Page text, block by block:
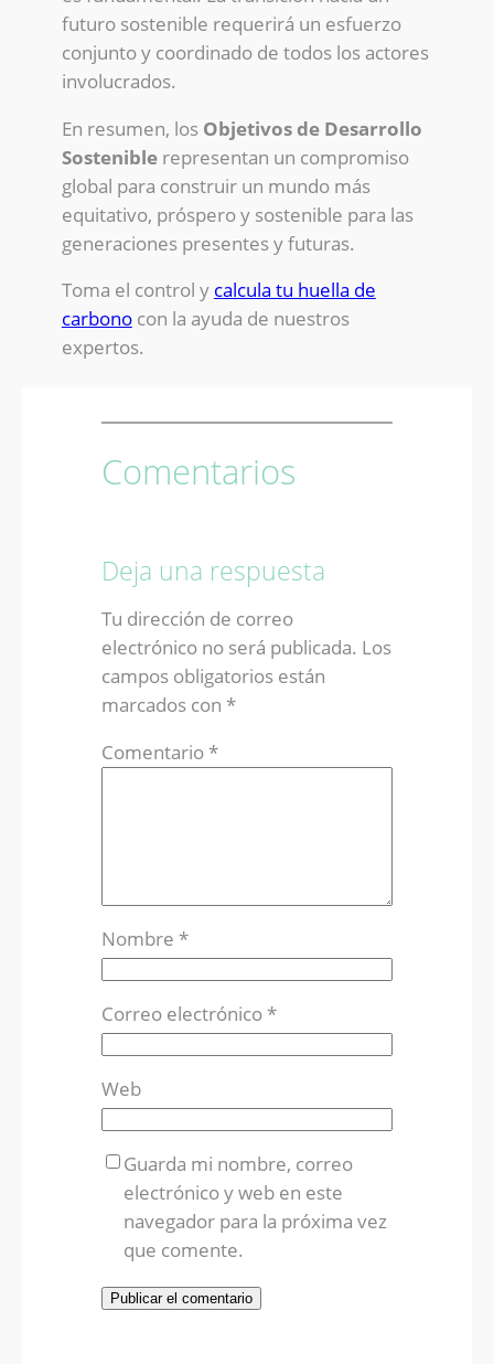
futuro sostenible requerirá un esfuerzo
conjunto y coordinado de todos los actores
involucrados.
En resumen, los Objetivos de Desarrollo
Sosteniblerepresentan un compromiso
global para construir un mundo más
equitativo, próspero y sostenible para las
generaciones presentes y futuras.
Toma el control y calcula tu huella de
carbonocon la ayuda de nuestros
expertos.
Comentarios
Deja una respuesta
Tu dirección de correo
electrónico no será publicada. Los
campos obligatorios están
marcados con *
Comentario*
Nombre *
Correo electrónico*
Web
Guarda mi nombre, correo
electrónico y web en este
navegador para la próxima vez
que comente.